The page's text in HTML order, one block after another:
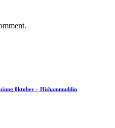
0ktober – Hishammuddin